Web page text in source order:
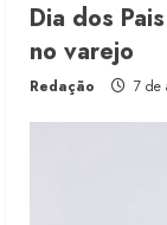
Dia dos
no varejo
Redação 7 de